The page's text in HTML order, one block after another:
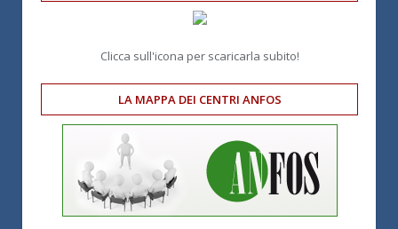
Clicca sull'icona per scaricarla subito!
LA MAPPA DEI CENTRI ANFOS